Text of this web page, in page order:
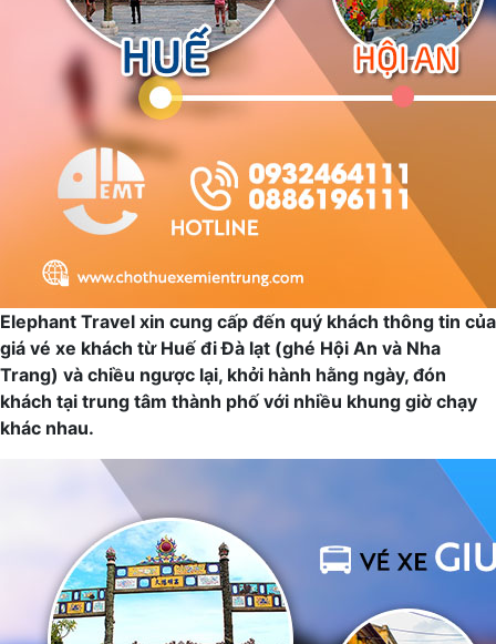
Elephant Travel xin cung cấp đến quý khách thông tin của
giá vé xe khách từ Huế đi Đà lạt (ghé Hội An và Nha
Trang) và chiều ngược lại, khởi hành hằng ngày, đón
khách tại trung tâm thành phố với nhiều khung giờ chạy
khác nhau.